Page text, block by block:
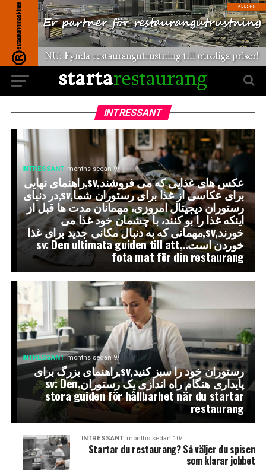
INTRESSANT
INTRESSANT 9 months sedan
عکس های غذایی که می فروشند,sv,راهنمای نهایی
برای عکاسی از غذا برای رستوران شما,sv,در دنیای
رستوران دیجیتال امروزی، مهمانان مدت ها قبل از
اینکه غذا را بو کنند، با چشمان خود غذا می
خورند,sv,مهمانی که به دنبال مکانی جدید برای غذا
خوردن است..,sv: Den ultimata guiden till att
fota mat för din restaurang
INTRESSANT 9 months sedan
رستوران خود را سبز کنید,sv,راهنمای بزرگ برای
پایداری هنگام راه اندازی یک رستوران,sv: Den
stora guiden för hållbarhet när du startar
restaurang
INTRESSANT 10 months sedan
Startar du restaurang? Så väljer du spisen
som klarar jobbet